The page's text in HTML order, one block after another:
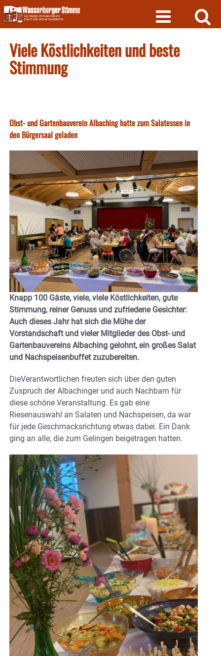
Skip
to
content
Viele Köstlichkeiten und beste
Stimmung
Obst- und Gartenbauverein Albaching hatte zum Salatessen in
den Bürgersaal geladen
Knapp 100 Gäste, viele, viele Köstlichkeiten, gute
Stimmung, reiner Genuss und zufriedene Gesichter:
Auch dieses Jahr hat sich die Mühe der
Vorstandschaft und vieler Mitglieder des Obst- und
Gartenbauvereins Albaching gelohnt, ein großes Salat
und Nachspeisenbuffet zuzubereiten.
DieVerantwortlichen freuten sich über den guten
Zuspruch der Albachinger und auch Nachbarn für
diese schöne Veranstaltung. Es gab eine
Riesenauswahl an Salaten und Nachspeisen, da war
für jede Geschmacksrichtung etwas dabei. Ein Dank
ging an alle, die zum Gelingen beigetragen hatten.